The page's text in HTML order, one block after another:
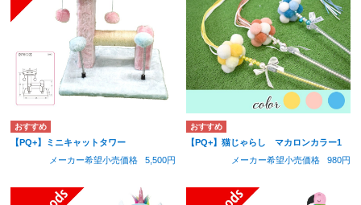
【PQ+】ミニキャットタワー
メーカー希望小売価格
5,500円
【PQ+】猫じゃらし マカロンカラー1
メーカー希望小売価格
980円